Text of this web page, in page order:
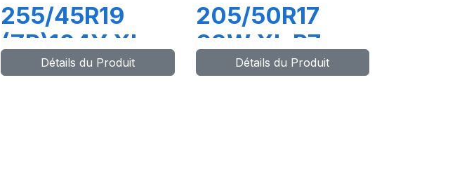
255/45R19
(ZR)104Y XL
PZ4 (MO1A)
Détails du Produit
205/50R17
93W XL P7
CINTURATO
Détails du Produit